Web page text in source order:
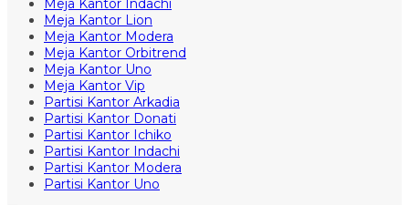
Meja Kantor Indachi
Meja Kantor Lion
Meja Kantor Modera
Meja Kantor Orbitrend
Meja Kantor Uno
Meja Kantor Vip
Partisi Kantor Arkadia
Partisi Kantor Donati
Partisi Kantor Ichiko
Partisi Kantor Indachi
Partisi Kantor Modera
Partisi Kantor Uno